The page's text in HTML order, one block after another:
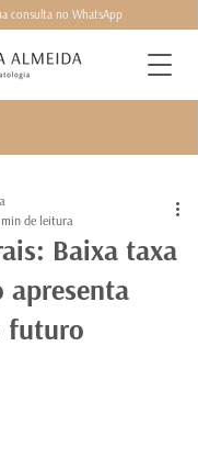
consulta no WhatsApp
Baixa taxa
apresenta
futuro
de leitura